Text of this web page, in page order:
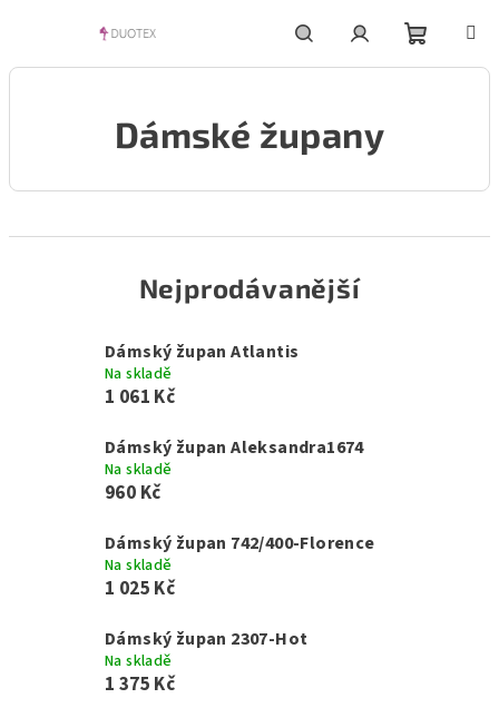
HledatPřihlášeníNákupní
Dámské župany
Nejprodávanější
Dámský župan Atlantis
Na skladě
1 061 Kč
Dámský župan Aleksandra1674
Na skladě
960 Kč
Dámský župan 742/400-Florence
Na skladě
1 025 Kč
Dámský župan 2307-Hot
Na skladě
1 375 Kč